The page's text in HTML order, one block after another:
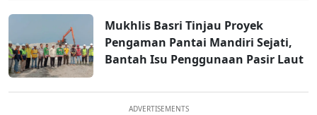
Mukhlis Basri Tinjau Proyek
Pengaman Pantai Mandiri Sejati,
Bantah Isu Penggunaan Pasir Laut
ADVERTISEMENTS